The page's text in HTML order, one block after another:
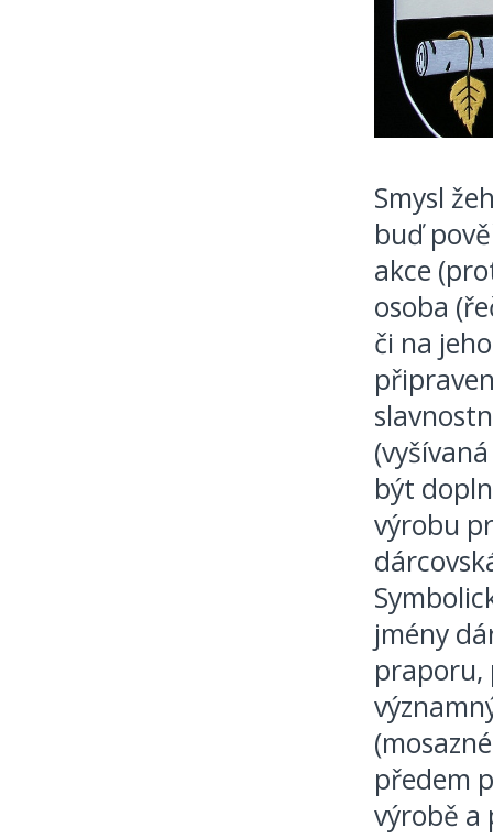
Smysl
buď
akce
osoba
či na
být
výrobu
jmény
praporu,
předem
výrobě a